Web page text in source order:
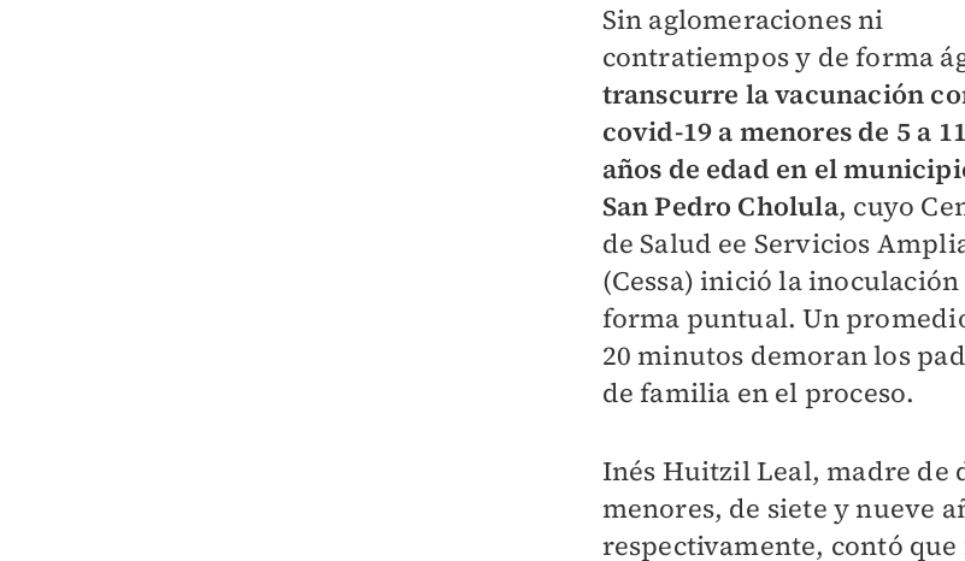
Sin aglomeraciones ni
contratiempos y de forma
transcurre la vacunación
covid-19 a menores de 5 a 11
años de edad en el
San Pedro Cholula, cuyo
de Salud ee Servicios
(Cessa) inició la inoculación
forma puntual. Un
20 minutos demoran los
de familia en el proceso.
Inés Huitzil Leal, madre de
menores, de siete y nueve
respectivamente, contó que